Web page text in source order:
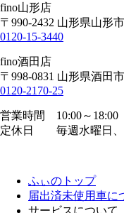
fino山形店
〒990-2432 山形県山形
0120-15-3440
fino酒田店
〒998-0831 山形県酒田
0120-2170-25
営業時間 10:00～18:00
定休日 毎週水曜日、
ふぃのトップ
届出済未使用車に
サービスについて